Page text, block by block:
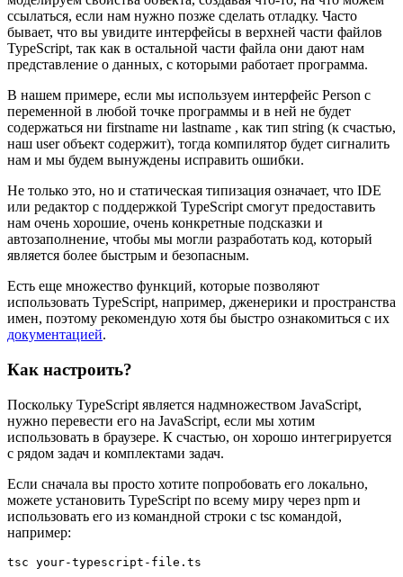
ссылаться, если нам нужно позже сделать отладку. Часто
бывает, что вы увидите интерфейсы в верхней части файлов
TypeScript, так как в остальной части файла они дают нам
представление о данных, с которыми работает программа.
В нашем примере, если мы используем интерфейс Person с
переменной в любой точке программы и в ней не будет
содержаться ни firstname ни lastname , как тип string (к счастью,
наш user объект содержит), тогда компилятор будет сигналить
нам и мы будем вынуждены исправить ошибки.
Не только это, но и статическая типизация означает, что IDE
или редактор с поддержкой TypeScript смогут предоставить
нам очень хорошие, очень конкретные подсказки и
автозаполнение, чтобы мы могли разработать код, который
является более быстрым и безопасным.
Есть еще множество функций, которые позволяют
использовать TypeScript, например, дженерики и пространства
имен, поэтому рекомендую хотя бы быстро ознакомиться с их
документацией.
Как настроить?
Поскольку TypeScript является надмножеством JavaScript,
нужно перевести его на JavaScript, если мы хотим
использовать в браузере. К счастью, он хорошо интегрируется
с рядом задач и комплектами задач.
Если сначала вы просто хотите попробовать его локально,
можете установить TypeScript по всему миру через npm и
использовать его из командной строки с tsc командой,
например: